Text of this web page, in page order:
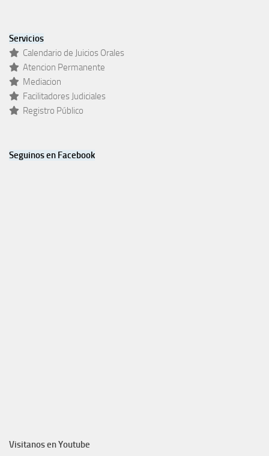
Servicios
Calendario de Juicios Orales
Atencion Permanente
Mediacion
Facilitadores Judiciales
Registro Público
Seguinos en Facebook
Visitanos en Youtube